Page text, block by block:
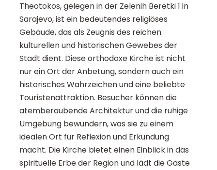
Theotokos, gelegen in der Zelenih Beretki 1 in
Sarajevo, ist ein bedeutendes religiöses
Gebäude, das als Zeugnis des reichen
kulturellen und historischen Gewebes der
Stadt dient. Diese orthodoxe Kirche ist nicht
nur ein Ort der Anbetung, sondern auch ein
historisches Wahrzeichen und eine beliebte
Touristenattraktion. Besucher können die
atemberaubende Architektur und die ruhige
Umgebung bewundern, was sie zu einem
idealen Ort für Reflexion und Erkundung
macht. Die Kirche bietet einen Einblick in das
spirituelle Erbe der Region und lädt die Gäste